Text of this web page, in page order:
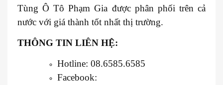
Tùng Ô Tô Phạm Gia được phân phối trên cả
nước với giá thành tốt nhất thị trường.
THÔNG TIN LIÊN HỆ:
Hotline: 08.6585.6585
Facebook: